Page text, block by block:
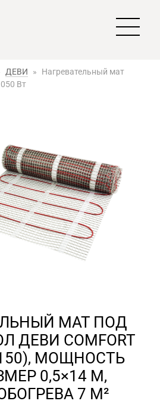
ДЕВИ »
Нагревательный мат
Вт
МАТ ПОД
ДЕВИ COMFORT
150), МОЩНОСТЬ
0,5×14 М,
7 М²